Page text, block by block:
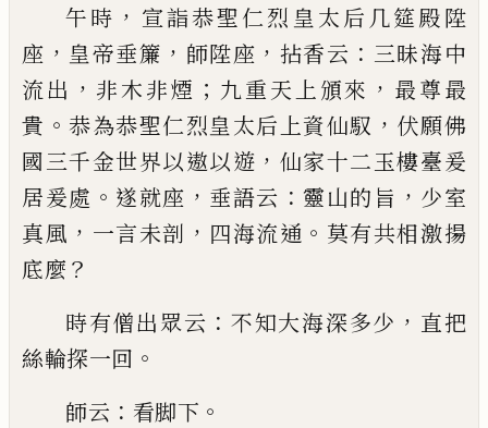
午時 ， 宣詣恭聖仁烈皇太后几筵殿陞
座 ， 皇帝垂簾 ， 師陞座 ， 拈香云 ： 三昧海中
流出 ， 非木非煙 ； 九重天上頒來 ， 最尊最
貴 。恭為恭聖仁烈皇太后上資仙馭 ， 伏願佛
國三千金世界以遨以遊 ， 仙家十二玉樓臺爰
居爰處 。 遂就座 ， 垂語云 ：靈山的旨 ， 少室
真風 ， 一言未剖 ， 四海流通 。 莫有共相激揚
底麼 ？
時有僧出眾云 ：不知大海深多少 ， 直把
絲輪探一回 。
師云 ： 看脚下 。